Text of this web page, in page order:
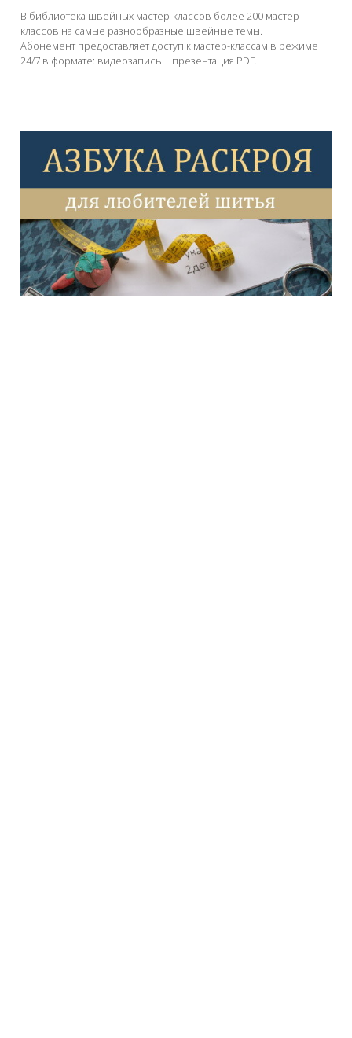
В библиотека швейных мастер-классов более 200 мастер-
классов на самые разнообразные швейные темы.
Абонемент предоставляет доступ к мастер-классам в режиме
24/7 в формате: видеозапись + презентация PDF.